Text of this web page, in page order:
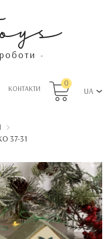
-
КОНТАКТИ
0
UA
37-31